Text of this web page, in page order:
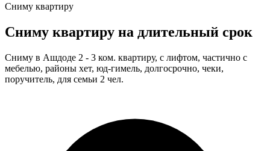
Сниму квартиру
Сниму квартиру на длительный срок
Сниму в Ашдоде 2 - 3 ком. квартиру, с лифтом, частично с
мебелью, районы хет, юд-гимель, долгосрочно, чеки,
поручитель, для семьи 2 чел.